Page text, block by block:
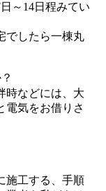
～14日程みてい
でしたら一棟丸
時などには、大
電気をお借りさ
施工する、手順